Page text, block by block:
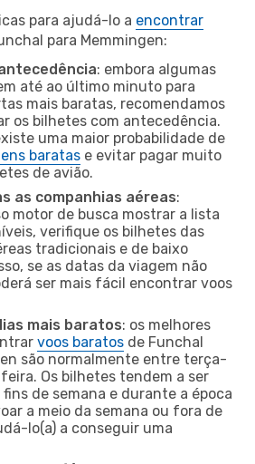
para ajudá-lo a encontrar
para Memmingen:
: embora algumas
até ao último minuto para
mais baratas, recomendamos
os bilhetes com antecedência.
uma maior probabilidade de
baratas e evitar pagar muito
de avião.
as companhias aéreas:
motor de busca mostrar a lista
verifique os bilhetes das
tradicionais e de baixo
se as datas da viagem não
ser mais fácil encontrar voos
mais baratos: os melhores
voos baratos de Funchal
são normalmente entre terça-
Os bilhetes tendem a ser
fins de semana e durante a época
a meio da semana ou fora de
lo(a) a conseguir uma